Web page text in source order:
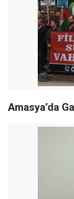
Amasya’da